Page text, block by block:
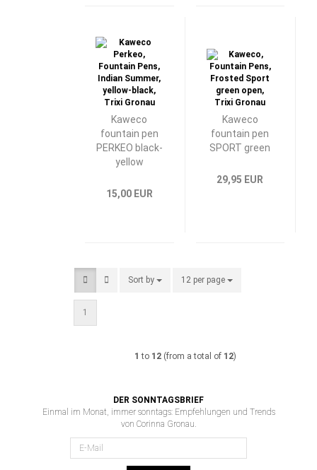
Kaweco
fountain pen
PERKEO black-
yellow
15,00 EUR
Kaweco
fountain pen
SPORT green
29,95 EUR
Sort by
Sort by 12 per page
per page
1
1 to 12(from a total of 12)
DER SONNTAGSBRIEF
Einmal im Monat, immer sonntags: Empfehlungen und Trends
von Corinna Gronau.